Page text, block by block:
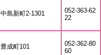
中島新町2-1301
052-363-62
22
豊成町101
052-362-80
60